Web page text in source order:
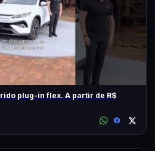
plug-in flex. A partir de R$